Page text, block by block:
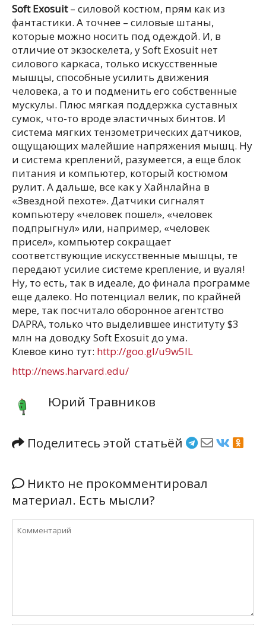
Soft Exosuit– силовой костюм, прям как из
фантастики. А точнее – силовые штаны,
которые можно носить под одеждой. И, в
отличие от экзоскелета, у Soft Exosuit нет
силового каркаса, только искусственные
мышцы, способные усилить движения
человека, а то и подменить его собственные
мускулы. Плюс мягкая поддержка суставных
сумок, что-то вроде эластичных бинтов. И
система мягких тензометрических датчиков,
ощущающих малейшие напряжения мышц. Ну
и система креплений, разумеется, а еще блок
питания и компьютер, который костюмом
рулит. А дальше, все как у Хайнлайна в
«Звездной пехоте». Датчики сигналят
компьютеру «человек пошел», «человек
подпрыгнул» или, например, «человек
присел», компьютер сокращает
соответствующие искусственные мышцы, те
передают усилие системе крепление, и вуаля!
Ну, то есть, так в идеале, до финала программе
еще далеко. Но потенциал велик, по крайней
мере, так посчитало оборонное агентство
DAPRA, только что выделившее институту $3
млн на доводку Soft Exosuit до ума.
Клевое кино тут: http://goo.gl/u9w5IL
http://news.harvard.edu/
Юрий Травников
Поделитесь этой статьёй
Никто не прокомментировал
материал. Есть мысли?